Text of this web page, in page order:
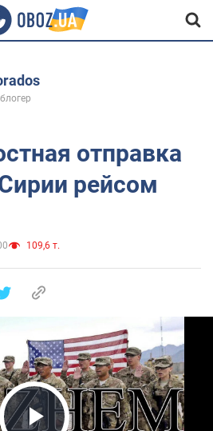
отправка
рейсом
109,6 т.